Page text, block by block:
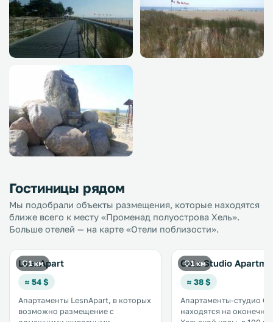
Гостиницы рядом
Мы подобрали объекты размещения, которые находятся
ближе всего к месту «Променад полуострова Хель».
Больше отелей — на карте «Отели поблизости».
1 км
LesnApart
≈ 54 $
Апартаменты LesnApart, в которых
возможно размещение с
1 км
Gola Studio
≈ 38 $
Апартаменты-студио
находятся на